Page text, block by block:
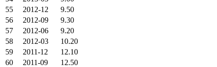
55
2012-12
9.50
56
2012-09
9.30
57
2012-06
9.20
58
2012-03
10.20
59
2011-12
12.10
60
2011-09
12.50